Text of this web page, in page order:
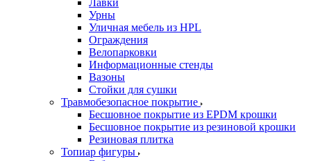
Лавки
Урны
Уличная мебель из HPL
Ограждения
Велопарковки
Информационные стенды
Вазоны
Стойки для сушки
Травмобезопасное покрытие
Бесшовное покрытие из EPDM крошки
Бесшовное покрытие из резиновой крошки
Резиновая плитка
Топиар фигуры